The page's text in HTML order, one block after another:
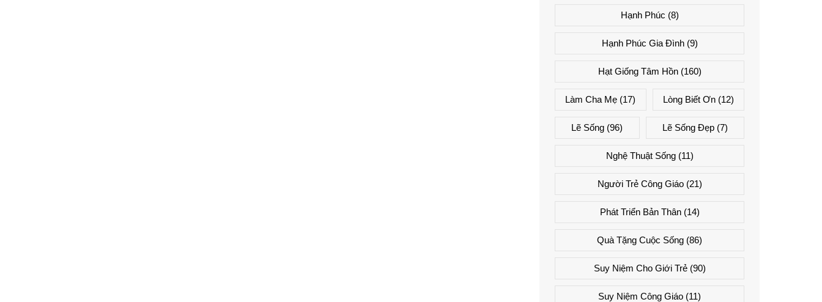
Hạnh Phúc (8)
Hạnh Phúc Gia Đình(9)
Hạt Giống Tâm Hồn(160)
Làm Cha Mẹ (17) Lòng Biết Ơn(12)
Lẽ Sống (96) Lẽ Sống Đẹp(7)
Nghệ Thuật Sống(11)
Người Trẻ Công Giáo(21)
Phát Triển Bản Thân(14)
Quà Tặng Cuộc Sống (86)
Suy Niệm Cho Giới Trẻ(90)
Suy Niệm Công Giáo (11)